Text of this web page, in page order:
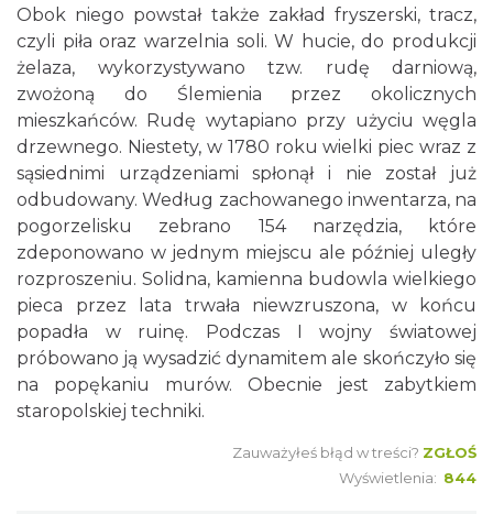
Obok niego powstał także zakład fryszerski, tracz,
czyli piła oraz warzelnia soli. W hucie, do produkcji
żelaza, wykorzystywano tzw. rudę darniową,
zwożoną do Ślemienia przez okolicznych
mieszkańców. Rudę wytapiano przy użyciu węgla
drzewnego. Niestety, w 1780 roku wielki piec wraz z
sąsiednimi urządzeniami spłonął i nie został już
odbudowany. Według zachowanego inwentarza, na
pogorzelisku zebrano 154 narzędzia, które
zdeponowano w jednym miejscu ale później uległy
rozproszeniu. Solidna, kamienna budowla wielkiego
pieca przez lata trwała niewzruszona, w końcu
popadła w ruinę. Podczas I wojny światowej
próbowano ją wysadzić dynamitem ale skończyło się
na popękaniu murów. Obecnie jest zabytkiem
staropolskiej techniki.
Zauważyłeś błąd w treści? ZGŁOŚ
Wyświetlenia: 844